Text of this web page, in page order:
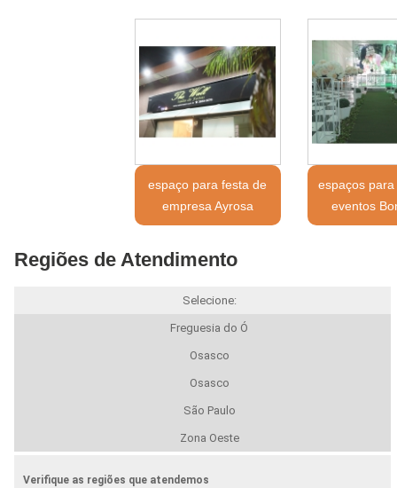
espaço para festa de
empresa Ayrosa
espaços
eventos
Regiões de Atendimento
Selecione:
Freguesia do Ó
Osasco
Osasco
São Paulo
Zona Oeste
Verifique as regiões que atendemos